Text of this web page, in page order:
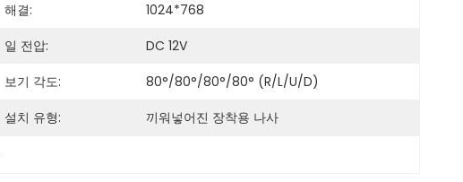
해결:
1024*768
일 전압:
DC 12V
보기 각도:
80°/80°/80°/80° (R/L/U/D)
설치 유형: 끼워넣어진 장착용 나사